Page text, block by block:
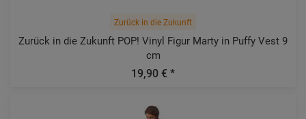
Zurück in die Zukunft
Zurück in die Zukunft POP! Vinyl Figur Marty in Puffy Vest 9
cm
19,90 € *